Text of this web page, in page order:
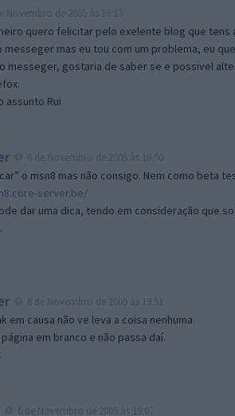
quero felicitar pelo exelente blog que tens
messeger mas eu tou com um problema, eu
messeger, gostaria de saber se e possivel
assunto Rui
o msn8 mas não consigo. Nem como beta
server.be/
dar uma dica, tendo em consideração que
em causa não ve leva a coisa nenhuma.
em branco e não passa daí.